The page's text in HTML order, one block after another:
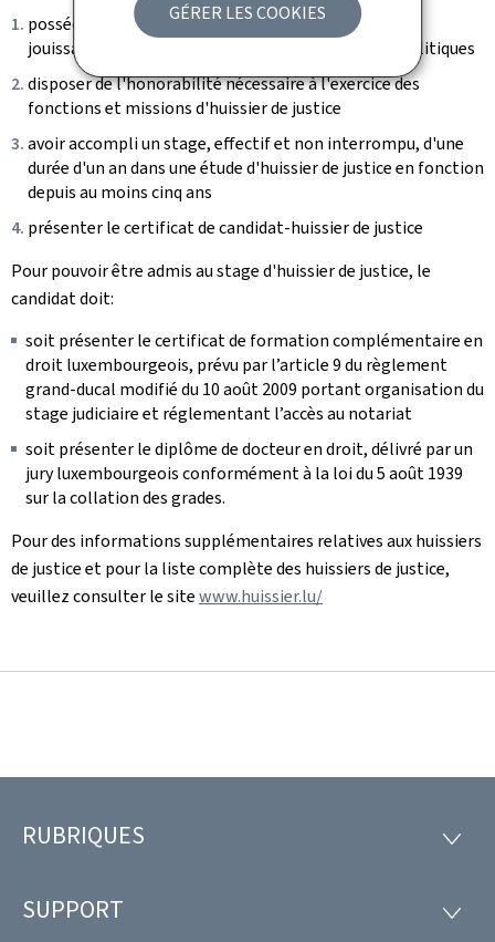
GÉRER LES COOKIES
posséder la nationalité luxembourgeoise et avoir la
jouissance des droits civils et l'exercice des droits politiques
disposer de l'honorabilité nécessaire à l'exercice des
fonctions et missions d'huissier de justice
avoir accompli un stage, effectif et non interrompu, d'une
durée d'un an dans une étude d'huissier de justice en fonction
depuis au moins cinq ans
présenter le certificat de candidat-huissier de justice
Pour pouvoir être admis au stage d'huissier de justice, le
candidat doit:
soit présenter le certificat de formation complémentaire en
droit luxembourgeois, prévu par l’article 9 du règlement
grand-ducal modifié du 10 août 2009 portant organisation du
stage judiciaire et réglementant l’accès au notariat
soit présenter le diplôme de docteur en droit, délivré par un
jury luxembourgeois conformément à la loi du 5 août 1939
sur la collation des grades.
Pour des informations supplémentaires relatives aux huissiers
de justice et pour la liste complète des huissiers de justice,
veuillez consulter le sitewww.huissier.lu/
Pied
page
RUBRIQUES
SUPPORT